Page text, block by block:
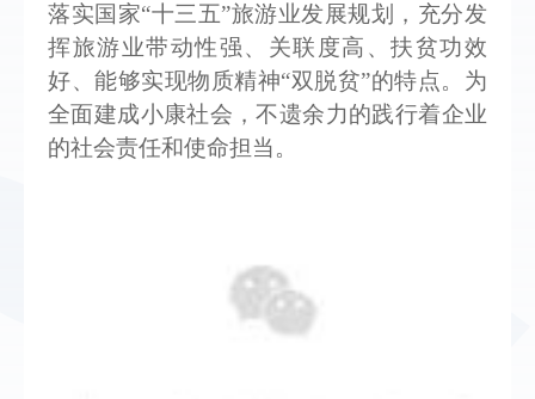
落实国家“十三五”旅游业发展规划，充分发
挥旅游业带动性强、关联度高、扶贫功效
好、能够实现物质精神“双脱贫”的特点。 为
全面建成小康社会，不遗余力的践行着企业
的社会责任和使命担当。